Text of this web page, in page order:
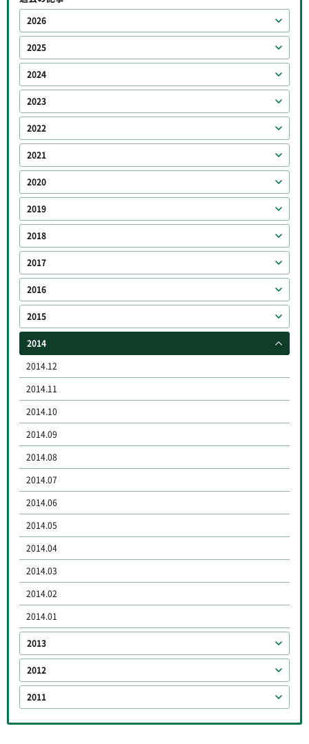
2026
2025
2024
2023
2022
2021
2020
2019
2018
2017
2016
2015
2014
2014.12
2014.11
2014.10
2014.09
2014.08
2014.07
2014.06
2014.05
2014.04
2014.03
2014.02
2014.01
2013
2012
2011